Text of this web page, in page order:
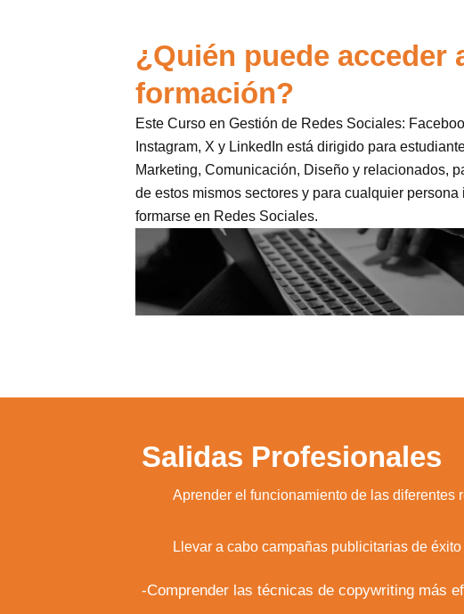
¿Quién puede acceder
formación?
Este Curso en Gestión de Redes Sociales:
Instagram, X y LinkedIn está dirigido para
Marketing, Comunicación, Diseño y relacionados,
de estos mismos sectores y para cualquier persona
formarse en Redes Sociales.
Salidas Profesionales
Aprender el funcionamiento de las diferentes
Llevar a cabo campañas publicitarias de éxito
-Comprender las técnicas de copywriting más